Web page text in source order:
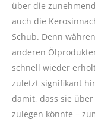
über die
auch die
Schub. Denn
anderen
schnell wieder
zuletzt signifikant
damit, dass sie
zulegen könnte –